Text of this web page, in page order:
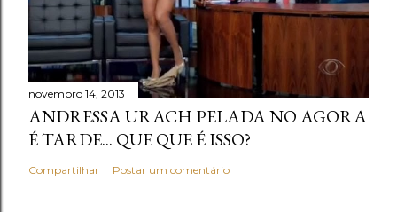
á
r
i
o
novembro 14, 2013
ANDRESSA URACH PELADA NO AGORA
É TARDE... QUE QUE É ISSO?
Compartilhar Postar um comentário